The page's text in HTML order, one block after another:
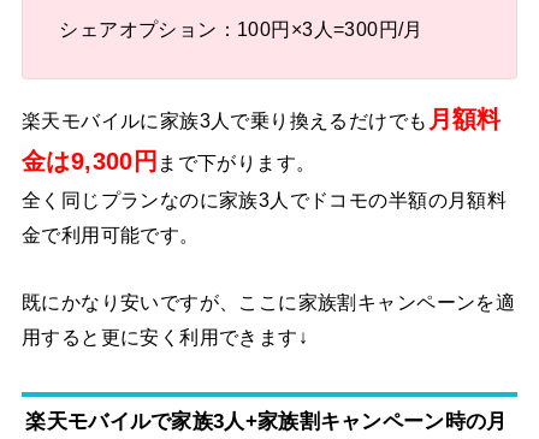
シェアオプション：100円×3人=300円/月
楽天モバイルに家族3人で乗り換えるだけでも 月額料
金は9,300円 まで下がります。
全く同じプランなのに家族3人でドコモの半額の月額料
金で利用可能です。
既にかなり安いですが、ここに家族割キャンペーンを適
用すると更に安く利用できます↓
楽天モバイルで家族3人+家族割キャンペーン時の月